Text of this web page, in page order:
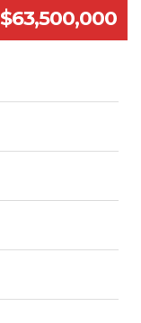
$63,500,000